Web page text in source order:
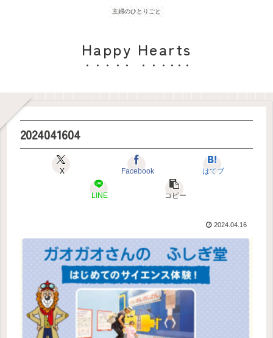
主婦のひとりごと
Happy Hearts
2024041604
X Facebook はてブ
LINE コピー
2024.04.16